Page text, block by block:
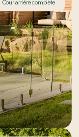
Cour arrière complète